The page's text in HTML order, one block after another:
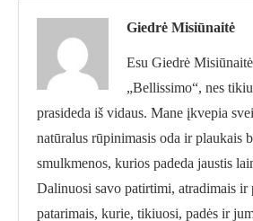
Giedrė Misiūnaitė
Esu Giedrė
„Bellissimo“, nes
prasideda iš vidaus. Mane įkvepia
natūralus rūpinimasis oda ir plaukais
smulkmenos, kurios padeda jaustis
Dalinuosi savo patirtimi, atradimais ir
patarimais, kurie, tikiuosi, padės ir